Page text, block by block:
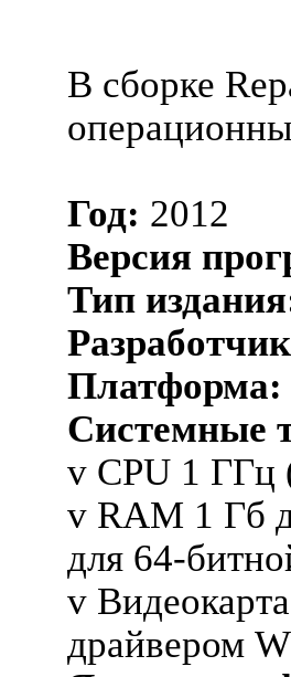
В сборке
Год: 2012
Версия
Тип
Платформа:
Системные
v CPU 1 ГГц
v RAM 1 Гб
для 64-
v
драйвером